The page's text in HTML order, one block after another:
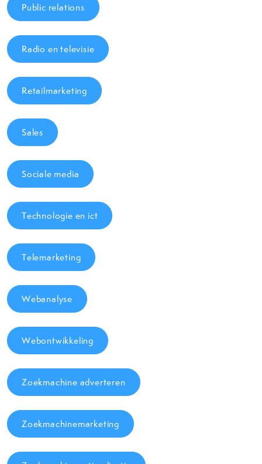
Public relations
Radio en televisie
Retailmarketing
Sales
Sociale media
Technologie en ict
Telemarketing
Webanalyse
Webontwikkeling
Zoekmachine adverteren
Zoekmachinemarketing